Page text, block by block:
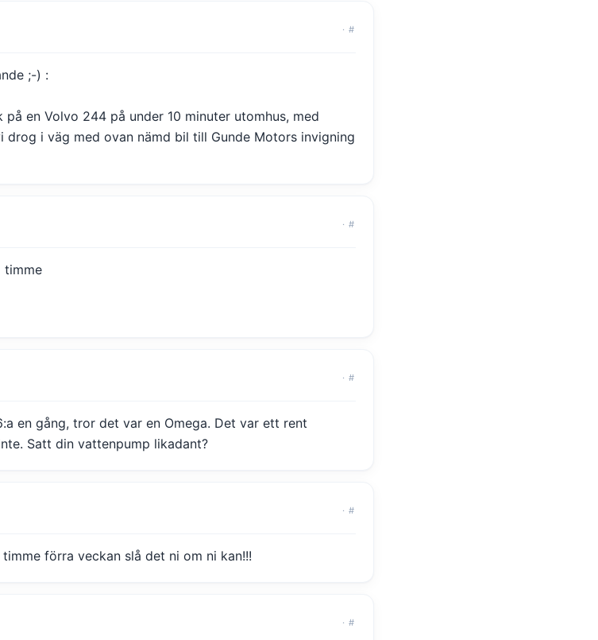
· #
;-) :
en Volvo 244 på under 10 minuter utomhus, med
i väg med ovan nämd bil till Gunde Motors invigning
· #
timme
· #
en gång, tror det var en Omega. Det var ett rent
Satt din vattenpump likadant?
· #
förra veckan slå det ni om ni kan!!!
· #